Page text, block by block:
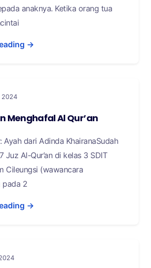
anaknya. Ketika orang tua
→
2024
Menghafal Al Qur’an
Ayah dari Adinda KhairanaSudah
Juz Al-Qur’an di kelas 3 SDIT
Cileungsi (wawancara
pada 2
→